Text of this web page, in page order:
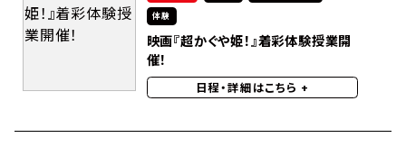
体験
映画『超かぐや姫！』着彩体験授業開
催！
日程・詳細はこちら +